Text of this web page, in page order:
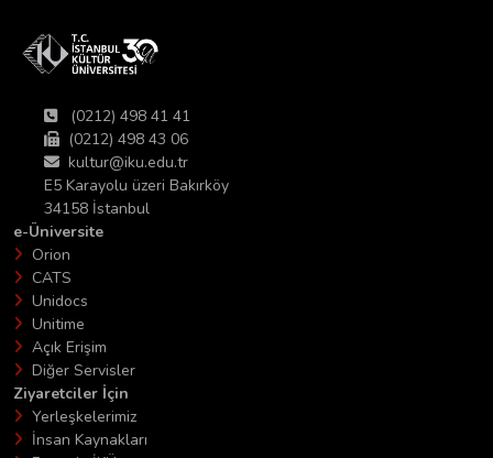
(0212) 498 41 41
(0212) 498 43 06
kultur@iku.edu.tr
E5 Karayolu üzeri Bakırköy
34158 İstanbul
e-Üniversite
Orion
CATS
Unidocs
Unitime
Açık Erişim
Diğer Servisler
Ziyaretciler İçin
Yerleşkelerimiz
İnsan Kaynakları